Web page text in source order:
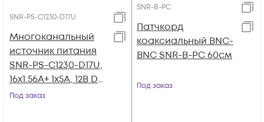
SNR-PS-C1230-D17U
Многоканальный
источник питания
SNR-PS-C1230-D17U,
16x1.56А+ 1x5А, 12В DC,
30A, АКБ 2х9Ач (без
Под заказ
SNR-B-PC
Патчкорд
коаксиальный BNC-
BNC SNR-B-PC 60см
Под заказ